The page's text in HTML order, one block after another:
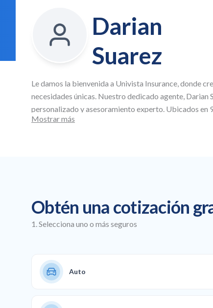
Darian
Suarez
Le damos la bienvenida a Univista Insurance, donde
necesidades únicas. Nuestro dedicado agente, Darian
personalizado y asesoramiento experto. Ubicados en
especializamos en la creación de planes de seguro
Mostrar más
Obtén una cotización
1. Selecciona uno o más seguros
Auto